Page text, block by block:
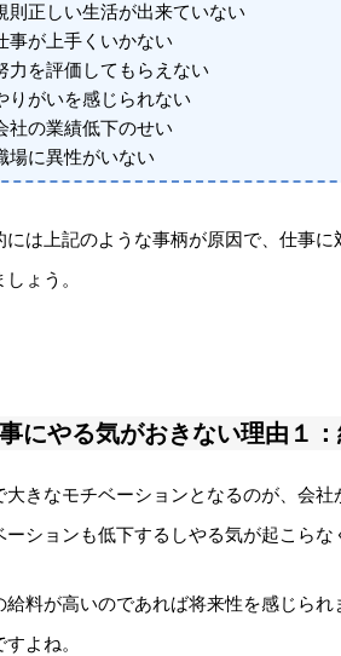
則正しい生活が出来ていない
事が上手くいかない
力を評価してもらえない
りがいを感じられない
社の業績低下のせい
場に異性がいない
には上記のような事柄が原因で、仕事
ょう。
にやる気がおきない理由１
大きなモチベーションとなるのが、会社
ーションも低下するしやる気が起こらな
給料が高いのであれば将来性を感じら
よね。